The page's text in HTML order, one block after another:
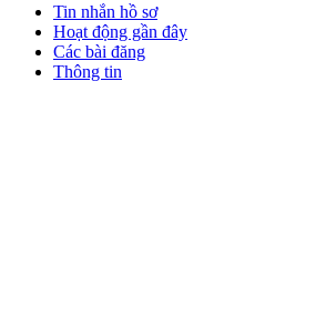
Tin nhắn hồ sơ
Hoạt động gần đây
Các bài đăng
Thông tin